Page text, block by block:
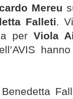
Mereu
Falleti.
per Viola